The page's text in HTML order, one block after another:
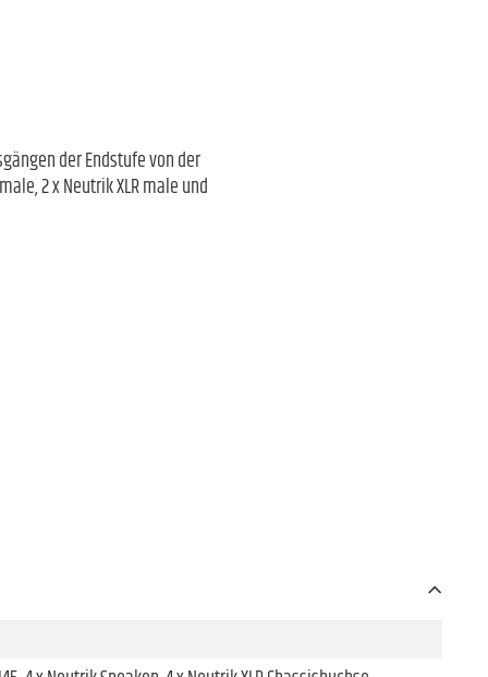
der Endstufe von der
2 x Neutrik XLR male und